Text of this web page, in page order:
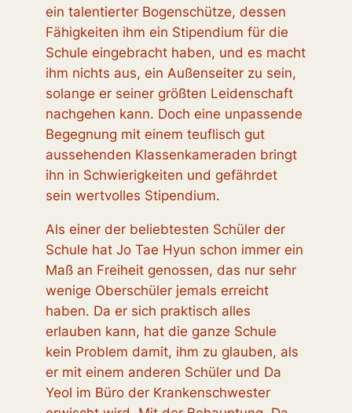
ein talentierter Bogenschütze, dessen
Fähigkeiten ihm ein Stipendium für die
Schule eingebracht haben, und es macht
ihm nichts aus, ein Außenseiter zu sein,
solange er seiner größten Leidenschaft
nachgehen kann. Doch eine unpassende
Begegnung mit einem teuflisch gut
aussehenden Klassenkameraden bringt
ihn in Schwierigkeiten und gefährdet
sein wertvolles Stipendium.
Als einer der beliebtesten Schüler der
Schule hat Jo Tae Hyun schon immer ein
Maß an Freiheit genossen, das nur sehr
wenige Oberschüler jemals erreicht
haben. Da er sich praktisch alles
erlauben kann, hat die ganze Schule
kein Problem damit, ihm zu glauben, als
er mit einem anderen Schüler und Da
Yeol im Büro der Krankenschwester